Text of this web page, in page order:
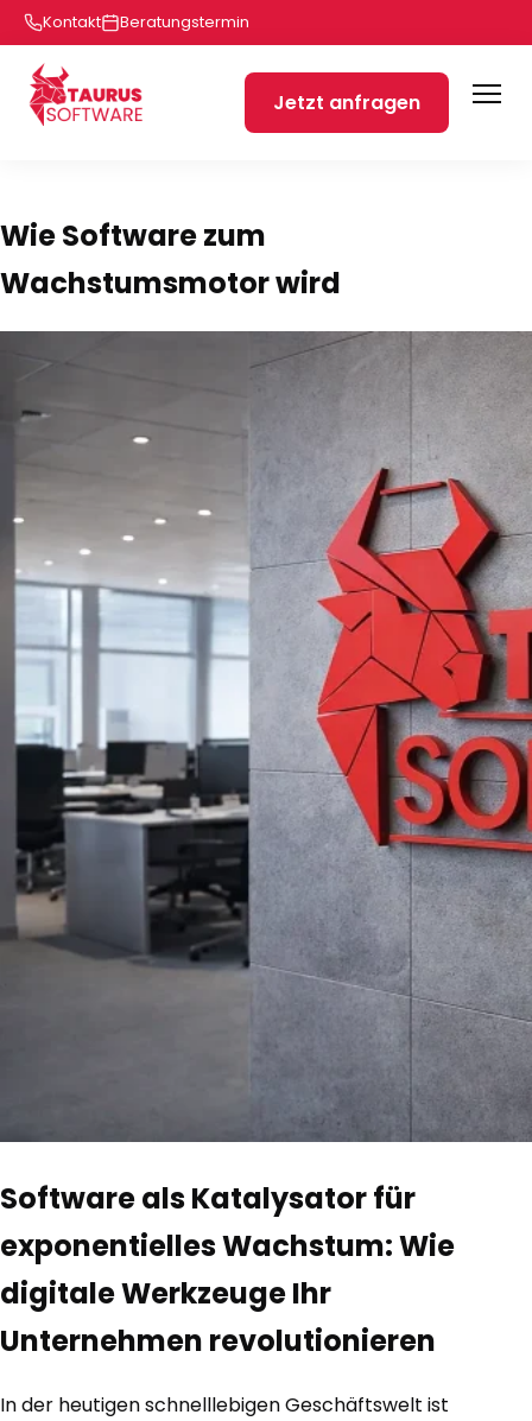
Kontakt Beratungstermin
Jetzt anfragen
Wie Software zum
Wachstumsmotor wird
Software als Katalysator für
exponentielles Wachstum: Wie
digitale Werkzeuge Ihr
Unternehmen revolutionieren
In der heutigen schnelllebigen Geschäftswelt ist